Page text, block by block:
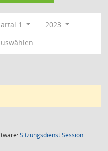
1
2023
SitzungsdienstSession(Wird in